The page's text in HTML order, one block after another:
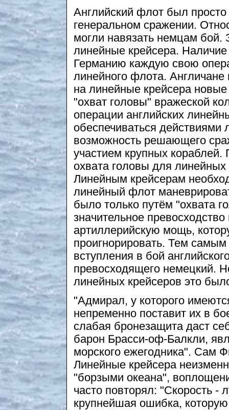
Английский флот был просто
генеральном сражении.
могли навязать немцам
линейные крейсера.
Германию каждую свою
линейного флота.
на линейные крейсера новые
"охват головы" вражеской
операции английских
обеспечиваться действиями
возможность решающего
участием крупных кораблей.
охвата головы для линейных
Линейным крейсерам
линейный флот
было только путём "охвата
значительное
артиллерийскую мощь,
проигнорировать. Тем
вступления в бой
превосходящего немецкий.
линейных крейсеров это
"Адмирал, у которого
непременно поставит их в
слабая бронезащита даст
барон Брасси-оф-Балкли,
морского ежегодника". Сам
Линейные крейсера
"борзыми океана",
часто повторял: "Скорость -
крупнейшая ошибка,